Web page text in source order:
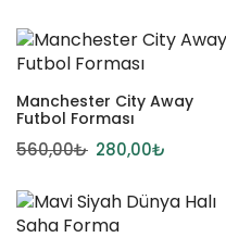
Manchester City Away
Futbol Forması
560,00₺ 280,00₺